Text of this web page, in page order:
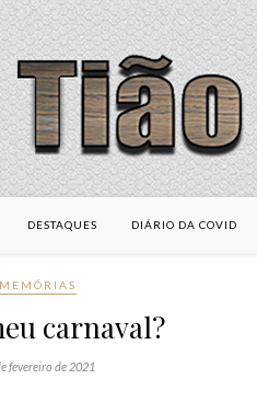
DESTAQUES DIÁRIO DA COVID
MEMÓRIAS
carnaval?
fevereiro de 2021